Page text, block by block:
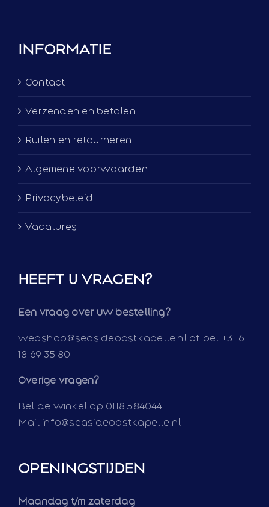
INFORMATIE
Contact
Verzenden en betalen
Ruilen en retourneren
Algemene voorwaarden
Privacybeleid
Vacatures
HEEFT U VRAGEN?
Een vraag over uw bestelling?
webshop@seasideoostkapelle.nl of bel +31 6
18 69 35 80
Overige vragen?
Bel de winkel op 0118 584044
Mail info@seasideoostkapelle.nl
OPENINGSTIJDEN
Maandag t/m zaterdag